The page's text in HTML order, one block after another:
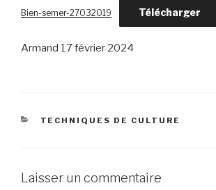
Bien-semer-27032019 Télécharger
Armand 17 février 2024
CATÉGORIES
TECHNIQUES DE CULTURE
Laisser un commentaire